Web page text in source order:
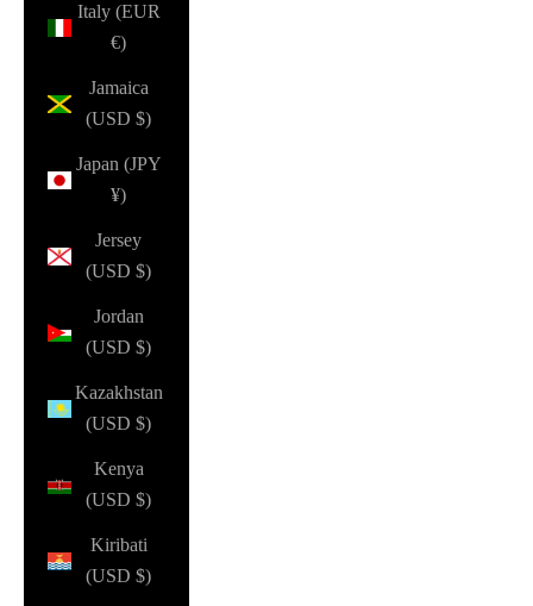
Italy (EUR
€)
Jamaica
(USD $)
Japan (JPY
¥)
Jersey
(USD $)
Jordan
(USD $)
Kazakhstan
(USD $)
Kenya
(USD $)
Kiribati
(USD $)